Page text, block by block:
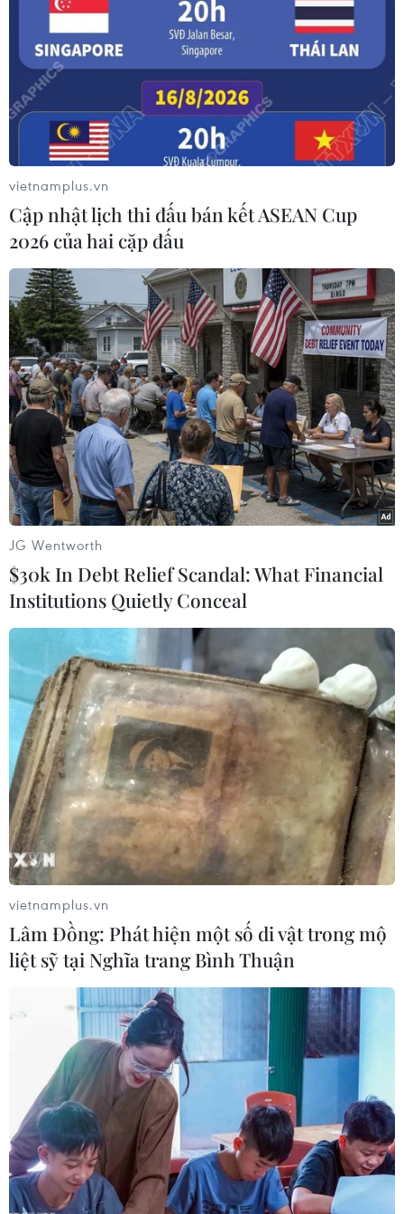
kinh tế châu Âu
Xuất hiện các cung trượt sạt kèm theo nhiều vết
nứt, gãy tại Sơn La
Lở đất tại Philippines khiến ít nhất 4 người thiệt
mạng
Chủ động ứng phó với biến đổi khí hậu trong
thời kỳ mới
TIN LIÊN QUAN
Việt Nam kêu gọi quốc tế ứng phó biến đổi
khí hậu bằng hành động cụ thể
28/11/2023 03:41
Thông qua Hội nghị COP28, Việt Nam một lần nữa
quyết tâm đồng hành cùng thế giới chống biến đổi khí
hậu, góp phần phát triển xanh và bền vững đất nước.
Thủ tướng dự COP28: Việt Nam cùng quốc
tế ứng phó với biến đổi khí hậu
27/11/2023 15:12
Theo Thứ trưởng Đỗ Hùng Việt, dự COP28, Thủ tướng
vietnamplus.vn
Cập nhật lịch thi đấu bán kết ASEAN Cup
2026 của hai cặp đấu
JG Wentworth
$30k In Debt Relief Scandal: What Financial
Institutions Quietly Conceal
vietnamplus.vn
Lâm Đồng: Phát hiện một số di vật trong mộ
liệt sỹ tại Nghĩa trang Bình Thuận